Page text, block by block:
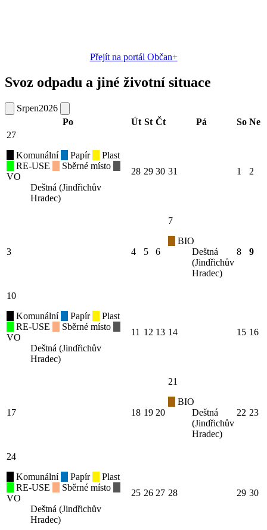
Přejít na portál Občan+
Svoz odpadu a jiné životní situace
Srpen2026
Po
Út St Čt Pá So Ne
27
Komunální
Papír
Plast
RE-USE
Sběrné místo
VO
Deštná (Jindřichův
Hradec)
28 29 30 31 1 2
3 4 5 6
7
BIO
Deštná
(Jindřichův
Hradec)
8 9
10
Komunální
Papír
Plast
RE-USE
Sběrné místo
VO
Deštná (Jindřichův
Hradec)
11 12 13 14 15 16
17 18 19 20
21
BIO
Deštná
(Jindřichův
Hradec)
22 23
24
Komunální
Papír
Plast
RE-USE
Sběrné místo
VO
Deštná (Jindřichův
Hradec)
25 26 27 28 29 30